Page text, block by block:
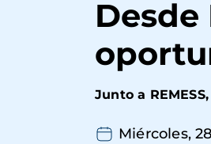
navegación
Junto a
Miércoles,